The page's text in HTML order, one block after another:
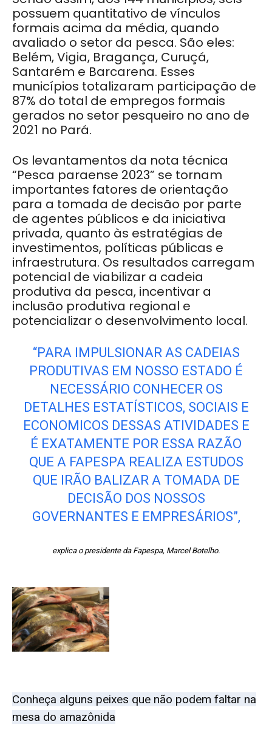
possuem quantitativo de vínculos
formais acima da média, quando
avaliado o setor da pesca. São eles:
Belém, Vigia, Bragança, Curuçá,
Santarém e Barcarena. Esses
municípios totalizaram participação de
87% do total de empregos formais
gerados no setor pesqueiro no ano de
2021 no Pará.
Os levantamentos da nota técnica
“Pesca paraense 2023” se tornam
importantes fatores de orientação
para a tomada de decisão por parte
de agentes públicos e da iniciativa
privada, quanto às estratégias de
investimentos, políticas públicas e
infraestrutura. Os resultados carregam
potencial de viabilizar a cadeia
produtiva da pesca, incentivar a
inclusão produtiva regional e
potencializar o desenvolvimento local.
“PARA IMPULSIONAR AS CADEIAS
PRODUTIVAS EM NOSSO ESTADO É
NECESSÁRIO CONHECER OS
DETALHES ESTATÍSTICOS, SOCIAIS E
ECONOMICOS DESSAS ATIVIDADES E
É EXATAMENTE POR ESSA RAZÃO
QUE A FAPESPA REALIZA ESTUDOS
QUE IRÃO BALIZAR A TOMADA DE
DECISÃO DOS NOSSOS
GOVERNANTES E EMPRESÁRIOS”,
explica o presidente da Fapespa, Marcel Botelho.
Conheça alguns peixes que não podem faltar na
mesa do amazônida